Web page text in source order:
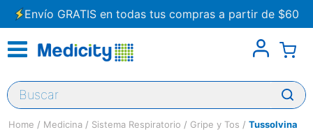
Envío GRATIS en todas tus compras a partir de $60
Buscar
Medicina Sistema Respiratorio Gripe y Tos
Tussolvina